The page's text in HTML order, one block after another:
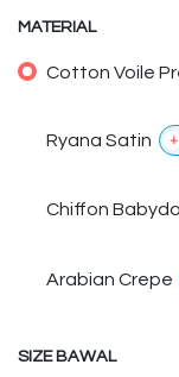
MATERIAL
Cotton Voile
Ryana Satin +
Chiffon Babydoll
Arabian Crepe
SIZE BAWAL